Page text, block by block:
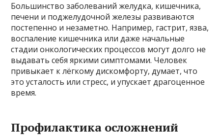
Большинство заболеваний желудка, кишечника,
печени и поджелудочной железы развиваются
постепенно и незаметно. Например, гастрит, язва,
воспаление кишечника или даже начальные
стадии онкологических процессов могут долго не
выдавать себя яркими симптомами. Человек
привыкает к лёгкому дискомфорту, думает, что
это усталость или стресс, и упускает драгоценное
время.
Профилактика осложнений